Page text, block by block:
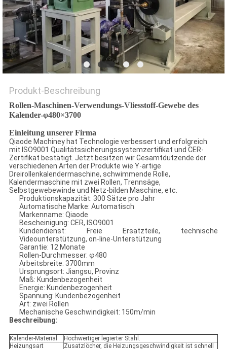
Produkt-Beschreibung
Rollen-Maschinen-Verwendungs-Vliesstoff-Gewebe des
Kalender-φ480×3700
Einleitung unserer Firma
Qiaode Machiney hat Technologie verbessert und erfolgreich
mit ISO9001 Qualitätssicherungssystemzertifikat und CER-
Zertifikat bestätigt. Jetzt besitzen wir Gesamtdutzende der
verschiedenen Arten der Produkte wie Y-artige
Dreirollenkalendermaschine, schwimmende Rolle,
Kalendermaschine mit zwei Rollen, Trennsäge,
Selbstgewebewinde und Netz-bilden Maschine, etc.
Produktionskapazität: 300 Sätze pro Jahr
Automatische Marke: Automatisch
Markenname: Qiaode
Bescheinigung: CER, ISO9001
Kundendienst: Freie Ersatzteile, technische
Videounterstützung, on-line-Unterstützung
Garantie: 12 Monate
Rollen-Durchmesser: φ480
Arbeitsbreite: 3700mm
Ursprungsort: Jiangsu, Provinz
Maß: Kundenbezogenheit
Energie: Kundenbezogenheit
Spannung: Kundenbezogenheit
Art: zwei Rollen
Mechanische Geschwindigkeit: 150m/min
Beschreibung:
Kalender-Material
Hochwertiger legierter Stahl.
Heizungsart
Zusatzlöcher, die Heizungsgeschwindigkeit ist schnell